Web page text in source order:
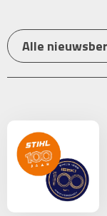
Alle